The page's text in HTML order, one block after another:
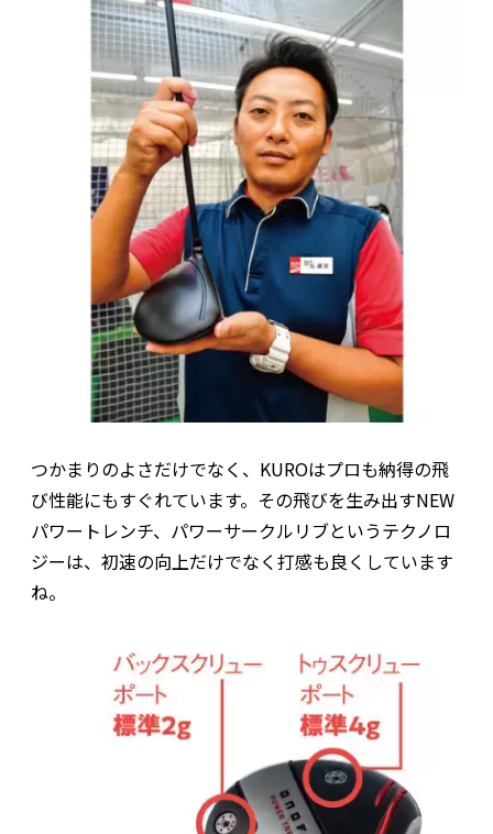
つかまりのよさだけでなく、KUROはプロも納得の飛
び性能にもすぐれています。その飛びを生み出すNEW
パワートレンチ、パワーサークルリブというテクノロ
ジーは、初速の向上だけでなく打感も良くしています
ね。